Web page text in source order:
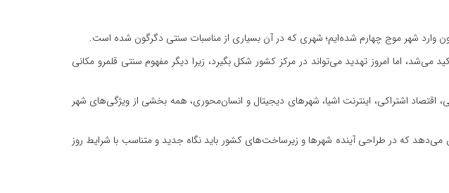
وارد شهر موج چهارم شده‌ایم؛ شهری که در آن بسیاری از مناسبات سنتی دگرگون شده است.
اما امروز تهدید می‌تواند در مرکز کشور شکل بگیرد، زیرا دیگر مفهوم سنتی قلمرو مکانی
اشتراکی، اینترنت اشیا، شهرهای دیجیتال و انسان‌محوری، همه بخشی از ویژگی‌های شهر
که در طراحی آینده شهرها و زیرساخت‌های کشور باید نگاه جدید و متناسب با شرایط روز